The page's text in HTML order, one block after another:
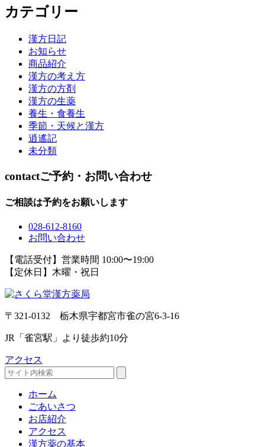
カテゴリー
漢方日記
お知らせ
商品紹介
漢方の考え方
漢方の方剤
漢方の生薬
養生・食養生
季節・天候と漢方
逍遙記
未分類
contactご予約・お問い合わせ
ご相談は予約をお願いします
028-612-8160
お問い合わせ
【電話受付】営業時間 10:00〜19:00
【定休日】木曜・祝日
〒321-0132 栃木県宇都宮市雀の宮6-3-16
JR「雀宮駅」より徒歩約10分
アクセス
ホーム
ごあいさつ
お店紹介
アクセス
漢方薬の基本